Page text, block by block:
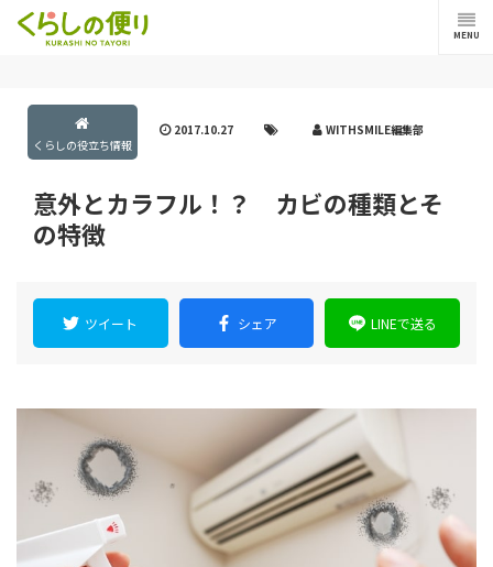
MENU
くらしの役立ち情報
2017.10.27 WITHSMILE編集部
意外とカラフル！？ カビの種類とそ
の特徴
ツイート シェア LINEで送る